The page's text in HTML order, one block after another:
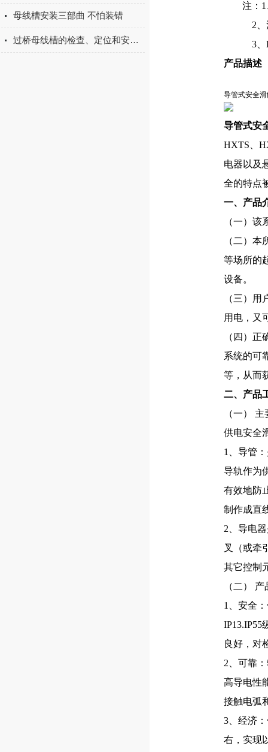
母线槽安装三部曲 不怕装错
过桥母线槽的检查、定位和安全性分析
注：
2、
3、
产品描述
导管式安全
导管式安
HXTS、
电器以及
全的特点
一、产品
（一）
（二）
等场所的
设备。
（三）
用电，又
（四）
系统的可
等，从而
二、产品
（一）
供电安全
1、导管
导轨作为
有效地防
制作成直
2、导电
叉（或牵
其它控制
（二）
1、安全
IP13.IP55
良好，对
2、可靠
高导电性
接触电弧
3、经济
右，实现